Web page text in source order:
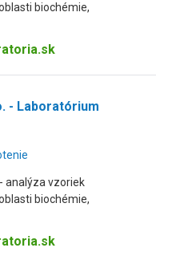
biochémie,
- Laboratórium
analýza vzoriek
biochémie,